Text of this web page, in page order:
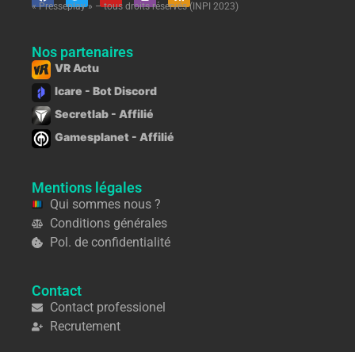
« Presseplay » – tous droits réservés (INPI 2023)
Nos partenaires
VR Actu
Icare - Bot Discord
Secretlab - Affilié
Gamesplanet - Affilié
Mentions légales
Qui sommes nous ?
Conditions générales
Pol. de confidentialité
Contact
Contact professionel
Recrutement